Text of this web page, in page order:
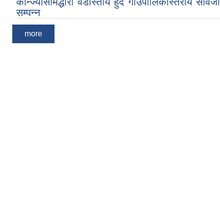
सम्पन्न
more